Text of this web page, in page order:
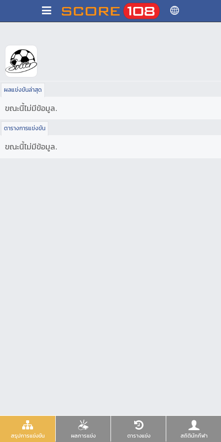
สรุปการแข่งขัน ผลการแข่ง ตารางแข่ง สถิตินักกีฬา
ผลแข่งขันล่าสุด
ขณะนี้ไม่มีข้อมูล.
ตารางการแข่งขัน
ขณะนี้ไม่มีข้อมูล.